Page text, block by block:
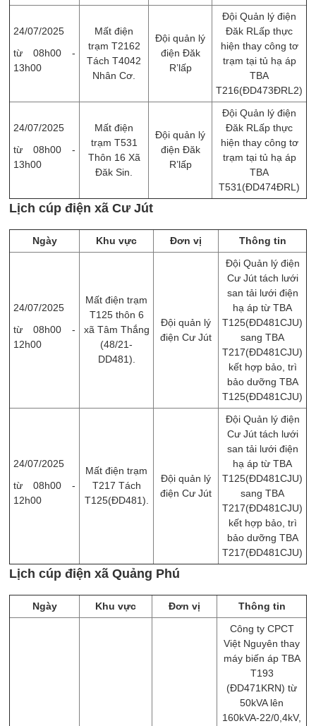
24/07/2025
từ 08h00 -
13h00
Mất điện
trạm T2162
Tách T4042
Nhân Cơ.
Đội quản lý
điện Đăk
R’lấp
Đội Quản lý điện
Đăk RLấp thực
hiện thay công tơ
trạm tại tủ hạ áp
TBA
T216(ĐD473ĐRL2)
24/07/2025
từ 08h00 -
13h00
Mất điện
trạm T531
Thôn 16 Xã
Đăk Sin.
Đội quản lý
điện Đăk
R’lấp
Đội Quản lý điện
Đăk RLấp thực
hiện thay công tơ
trạm tại tủ hạ áp
TBA
T531(ĐD474ĐRL)
Lịch cúp điện xã Cư Jút
Ngày Khu vực Đơn vị Thông tin
24/07/2025
từ 08h00 -
12h00
Mất điện trạm
T125 thôn 6
xã Tâm Thắng
(48/21-
DD481).
Đội quản lý
điện Cư Jút
Đội Quản lý điện
Cư Jút tách lưới
san tải lưới điện
hạ áp từ TBA
T125(ĐD481CJU)
sang TBA
T217(ĐD481CJU)
kết hợp bảo, trì
bảo dưỡng TBA
T125(ĐD481CJU)
24/07/2025
từ 08h00 -
12h00
Mất điện trạm
T217 Tách
T125(ĐD481).
Đội quản lý
điện Cư Jút
Đội Quản lý điện
Cư Jút tách lưới
san tải lưới điện
hạ áp từ TBA
T125(ĐD481CJU)
sang TBA
T217(ĐD481CJU)
kết hợp bảo, trì
bảo dưỡng TBA
T217(ĐD481CJU)
Lịch cúp điện xã Quảng Phú
Ngày Khu vực Đơn vị Thông tin
Công ty CPCT
Việt Nguyên thay
máy biến áp TBA
T193
(ĐD471KRN) từ
50kVA lên
160kVA-22/0,4kV,